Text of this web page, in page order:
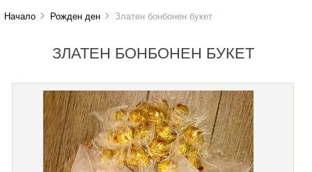
Начало Рожден ден Златен бонбонен букет
ЗЛАТЕН БОНБОНЕН БУКЕТ